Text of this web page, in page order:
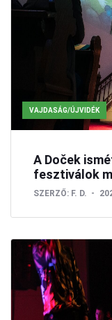
VAJDASÁG/ÚJVIDÉK
A Doček
fesztiválok
SZERZŐ: F. D.